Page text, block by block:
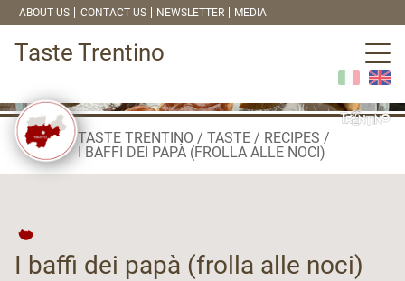
ABOUT US CONTACT US NEWSLETTER MEDIA
Taste Trentino
TASTE TRENTINO TASTE
RECIPES
I BAFFI DEI PAPÀ (FROLLA ALLE NOCI)
I baffi dei papà (frolla alle noci)